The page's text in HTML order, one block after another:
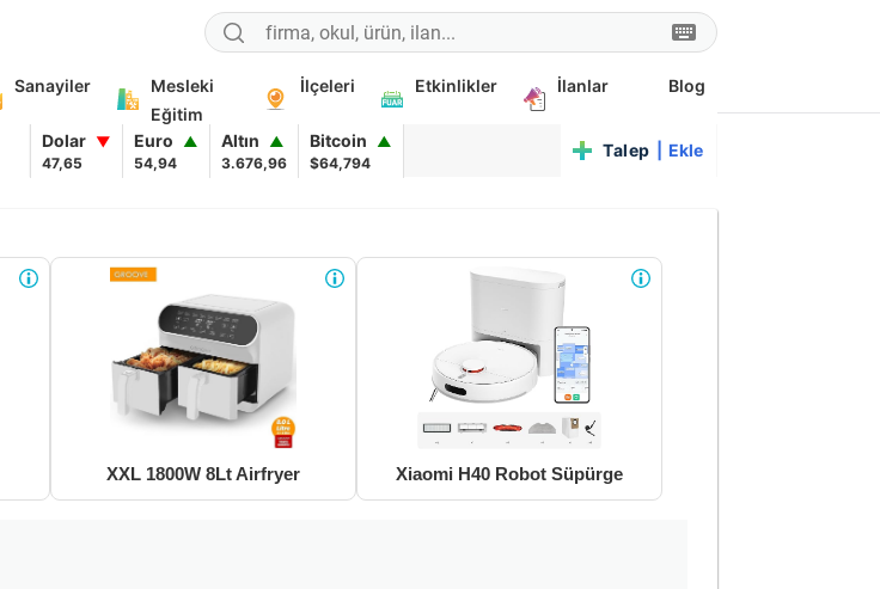
Sanayiler
Mesleki
Eğitim
İlçeleri Etkinlikler İlanlar Blog
Dolar ▼
47,65
Euro
▲
54,94
Altın
▲
3.676,96
Bitcoin
▲
$64,794
Talep Ekle
XXL 1800W 8Lt Airfryer Xiaomi H40 Robot Süpürge